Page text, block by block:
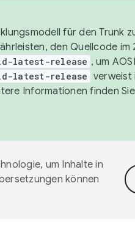
für den Trunk
den Quellcode im
latest-release , um
latest-release verweist
Informationen finden
um Inhalte in
können